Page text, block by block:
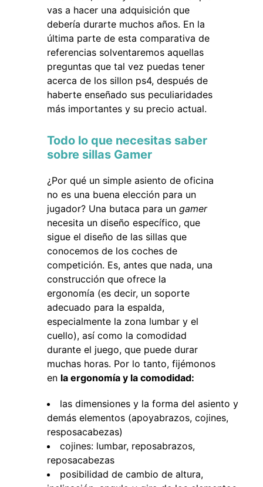
vas a hacer una adquisición que
debería durarte muchos años. En la
última parte de esta comparativa de
referencias solventaremos aquellas
preguntas que tal vez puedas tener
acerca de los sillon ps4, después de
haberte enseñado sus peculiaridades
más importantes y su precio actual.
Todo lo que necesitas saber
sobre sillas Gamer
¿Por qué un simple asiento de oficina
no es una buena elección para un
jugador? Una butaca para un gamer
necesita un diseño específico, que
sigue el diseño de las sillas que
conocemos de los coches de
competición. Es, antes que nada, una
construcción que ofrece la
ergonomía (es decir, un soporte
adecuado para la espalda,
especialmente la zona lumbar y el
cuello), así como la comodidad
durante el juego, que puede durar
muchas horas. Por lo tanto, fijémonos
en la ergonomía y la comodidad:
las dimensiones y la forma del asiento y
demás elementos (apoyabrazos, cojines,
resposacabezas)
cojines: lumbar, reposabrazos,
reposacabezas
posibilidad de cambio de altura,